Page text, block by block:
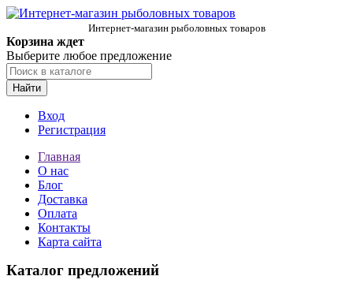
Интернет-магазин рыболовных товаров
Корзина ждет
Выберите любое предложение
Найти
Вход
Регистрация
Главная
О нас
Блог
Доставка
Оплата
Контакты
Карта сайта
Каталог предложений